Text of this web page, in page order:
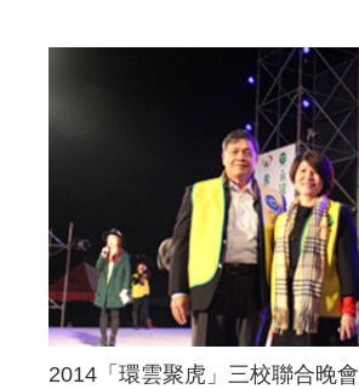
2014「環雲聚虎」三校聯合晚會